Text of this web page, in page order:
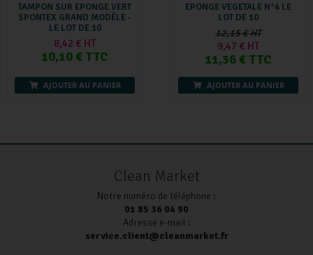
TAMPON SUR EPONGE VERT
SPONTEX GRAND MODÈLE -
LE LOT DE 10
8,42 € HT
10,10 € TTC
AJOUTER AU PANIER
EPONGE VEGETALE N°4 LE
LOT DE 10
12,15 € HT
9,47 € HT
11,36 € TTC
AJOUTER AU PANIER
Clean Market
Notre numéro de téléphone :
01 85 36 04 90
Adresse e-mail :
service.client@cleanmarket.fr